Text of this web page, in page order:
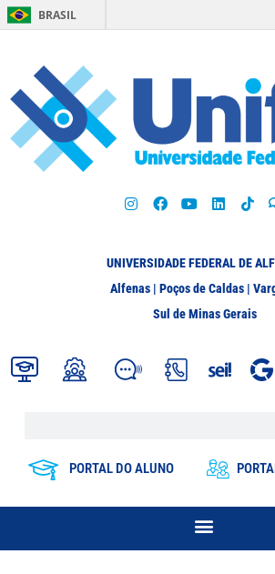
BRASIL
UNIVERSIDADE FEDERAL DE
Alfenas | Poços de Caldas |
Sul de Minas Gerais
PORTAL DO ALUNO